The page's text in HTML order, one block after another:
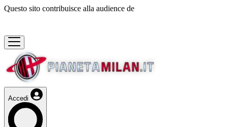
Questo sito contribuisce alla audience de
Accedi